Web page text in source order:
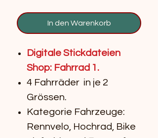
In den Warenkorb
Digitale Stickdateien
Shop: Fahrrad 1.
4 Fahrräder in je 2
Grössen.
Kategorie Fahrzeuge:
Rennvelo, Hochrad, Bike